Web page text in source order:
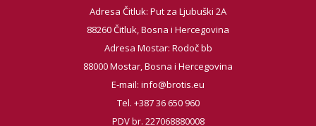
Adresa Čitluk: Put za Ljubuški 2A
88260 Čitluk, Bosna i Hercegovina
Adresa Mostar: Rodoč bb
88000 Mostar, Bosna i Hercegovina
E-mail: info@brotis.eu
Tel. +387 36 650 960
PDV br. 227068880008